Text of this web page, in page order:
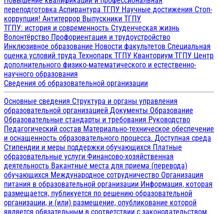
переподготовка Аспирантура ТГПУ Научные достижения Стоп-
коррупция! Антитеррор Выпускники ТГПУ
ТГПУ: история и современность Студенческая жизнь
Волонтёрство Профориентация и трудоустройство
Инклюзивное образование Новости факультетов Специальная
оценка условий труда Технопарк ТГПУ Кванториум ТГПУ Центр
дополнительного физико-математического и естественно-
научного образования
Сведения об образовательной организации
Основные сведения Структура и органы управления
образовательной организацией Документы Образование
Образовательные стандарты и требования Руководство
Педагогический состав Материально-техническое обеспечение
и оснащенность образовательного процесса. Доступная среда
Стипендии и меры поддержки обучающихся Платные
образовательные услуги Финансово-хозяйственная
деятельность Вакантные места для приема (перевода)
обучающихся Международное сотрудничество Организация
питания в образовательной организации Информация, которая
размещается, публикуется по решению образовательной
организации, и (или) размещение, опубликование которой
является обязательным в соответствии с законодательством